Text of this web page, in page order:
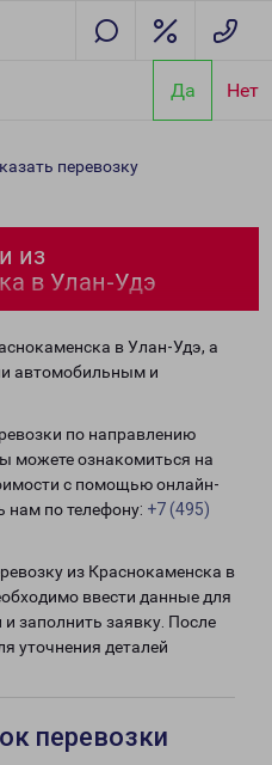
Да Нет
перевозку
из
в Улан-Удэ
в Улан-Удэ, а
автомобильным и
по направлению
можете ознакомиться на
с помощью онлайн-
нам по телефону: +7 (495)
из Краснокаменска в
ввести данные для
заполнить заявку. После
уточнения деталей
перевозки